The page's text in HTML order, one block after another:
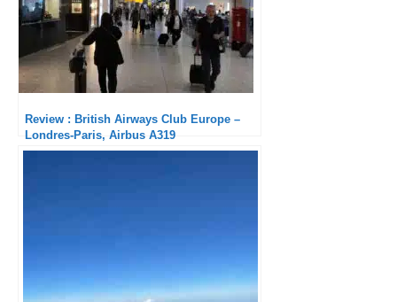
Review : British Airways Club Europe –
Londres-Paris, Airbus A319